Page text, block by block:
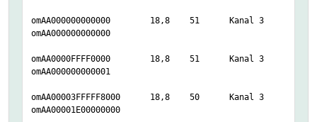
omAA000000000000 18,8 51
Kanal 3
omAA000000000000
omAA0000FFFF0000 18,8 51
Kanal 3
omAA000000000001
omAA00003FFFFF8000 18,8 50
Kanal 3
omAA00001E00000000